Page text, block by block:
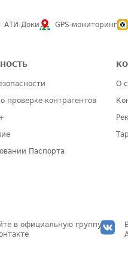
АТИ-Доки GPS-мониторинг
проверке контрагентов
Паспорта
О
в официальную группу